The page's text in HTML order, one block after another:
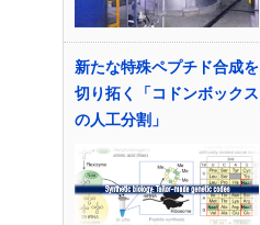
新たな特殊ペプチド合成を
切り拓く「コドンボックス
の人工分割」